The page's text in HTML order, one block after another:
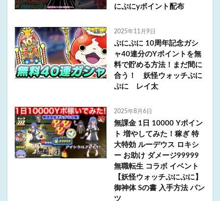
にぷにyポイント配布
2025年11月9日
ぷにぷに 10周年記念ガシ
ャ40連分のYポイントを無
料で貯める方法！まだ間に
合う！ 妖怪ウォッチぷに
ぷに レイ太
2025年8月6日
無課金 1日 10000 Yポイン
ト 増やしてみた！稼ぎ 特
大特効 ルーデウス ロキシ
ー お助け ダメージ99999
無職転生 コラボ イベント
【妖怪ウォッチぷにぷに】
御神体 Sの書 入手方法 パン
ツ